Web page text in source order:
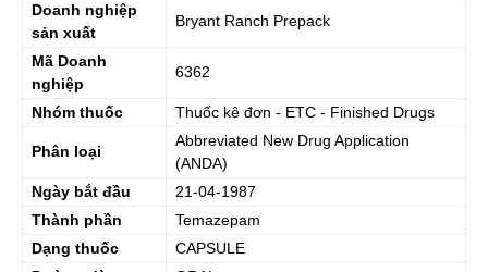
Doanh nghiệp
sản xuất
Bryant Ranch Prepack
Mã Doanh
nghiệp
6362
Nhóm thuốc Thuốc kê đơn - ETC - Finished Drugs
Phân loại
Abbreviated New Drug Application
(ANDA)
Ngày bắt đầu
21-04-1987
Thành phần
Temazepam
Dạng thuốc
CAPSULE